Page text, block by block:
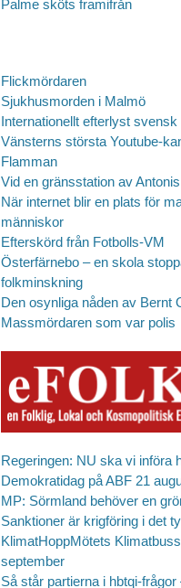
Palme sköts framifrån
Flickmördaren
Sjukhusmorden i Malmö
Internationellt efterlyst svensk
Vänsterns största Youtube-
Flamman
Vid en gränsstation av
När internet blir en plats för
människor
Efterskörd från Fotbolls-VM
Österfärnebo – en skola
folkminskning
Den osynliga nåden av Bernt
Massmördaren som var polis
Regeringen: NU ska vi införa
Demokratidag på ABF 21
MP: Sörmland behöver en
Sanktioner är krigföring i det
KlimatHoppMötets
september
Så står partierna i hbtqi-